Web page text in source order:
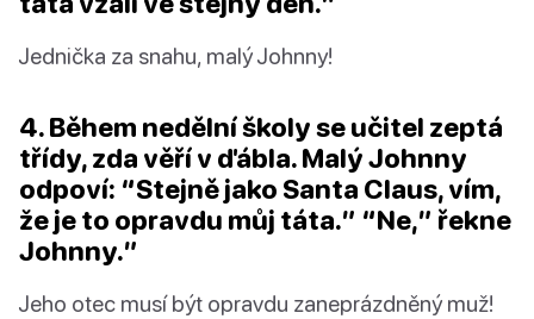
Jednička za snahu, malý Johnny!
4. Během nedělní školy se učitel zeptá
třídy, zda věří v ďábla. Malý Johnny
odpoví: “Stejně jako Santa Claus, vím,
že je to opravdu můj táta.” “Ne,” řekne
Johnny.”
Jeho otec musí být opravdu zaneprázdněný muž!